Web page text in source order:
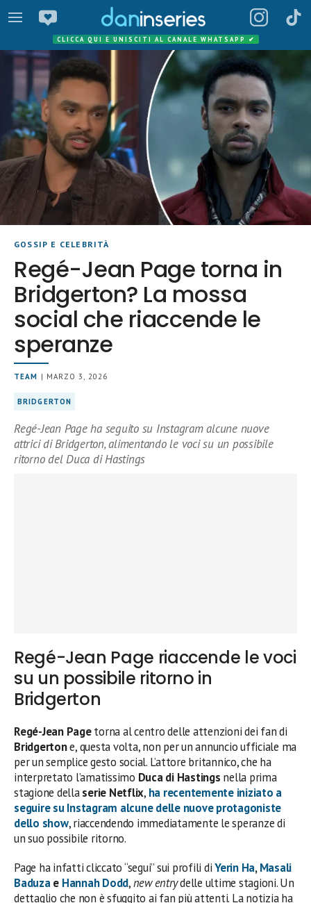
CLICCA QUI E UNISCITI AL CANALE WHATSAPP ✔
GOSSIP E CELEBRITÀ
Regé-Jean Page torna in
Bridgerton? La mossa
social che riaccende le
speranze
TEAM | MARZO 3, 2026
BRIDGERTON
Regé-Jean Page ha seguito su Instagram alcune nuove
attrici di Bridgerton, alimentando le voci su un possibile
ritorno del Duca di Hastings
Regé-Jean Page riaccende le voci
su un possibile ritorno in
Bridgerton
Regé-Jean Pagetorna al centro delle attenzioni dei fan di
Bridgertone, questa volta, non per un annuncio ufficiale ma
per un semplice gesto social. L’attore britannico, che ha
interpretato l’amatissimo Duca di Hastings nella prima
stagione dellaserie Netflix, ha recentemente iniziato a
seguire su Instagram alcune delle nuove protagoniste
dello show, riaccendendo immediatamente le speranze di
un suo possibile ritorno.
Page ha infatti cliccato “segui” sui profili diYerin Ha,Masali
Baduzae Hannah Dodd,new entrydelle ultime stagioni. Un
dettaglio che non è sfuggito ai fan più attenti. La notizia ha